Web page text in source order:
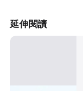
延伸閱讀